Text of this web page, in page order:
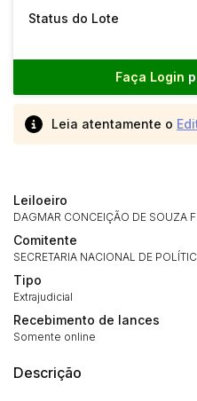
Status do Lote
Faça Login
Leia atentamente o
Leiloeiro
DAGMAR CONCEIÇÃO DE SOUZA
Comitente
SECRETARIA NACIONAL DE
Tipo
Extrajudicial
Recebimento de lances
Somente online
Descrição